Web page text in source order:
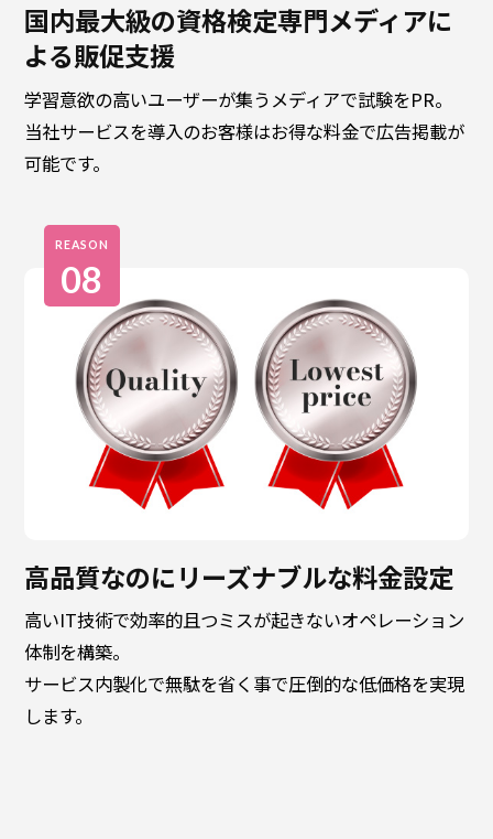
国内最大級の資格検定専門メディアに
よる販促支援
学習意欲の高いユーザーが集うメディアで試験をPR。
当社サービスを導入のお客様はお得な料金で広告掲載が
可能です。
REASON
08
高品質なのにリーズナブルな料金設定
高いIT技術で効率的且つミスが起きないオペレーション
体制を構築。
サービス内製化で無駄を省く事で圧倒的な低価格を実現
します。